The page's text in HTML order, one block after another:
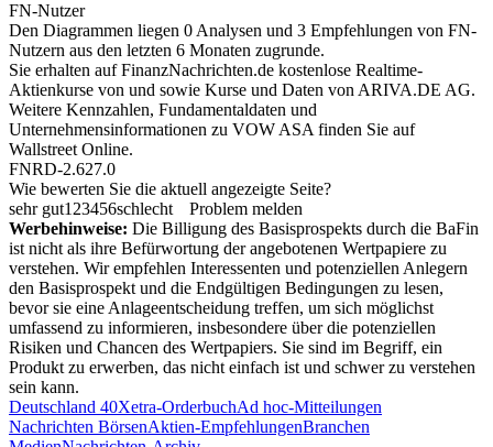
FN-Nutzer
Den Diagrammen liegen 0 Analysen und 3 Empfehlungen von FN-
Nutzern aus den letzten 6 Monaten zugrunde.
Sie erhalten auf FinanzNachrichten.de kostenlose Realtime-
Aktienkurse von und sowie Kurse und Daten von ARIVA.DE AG.
Weitere Kennzahlen, Fundamentaldaten und
Unternehmensinformationen zu VOW ASA finden Sie auf
Wallstreet Online.
FNRD-2.627.0
Wie bewerten Sie die aktuell angezeigte Seite?
sehr gut1 23456schlecht
Problem melden
Werbehinweise: Die Billigung des Basisprospekts durch die BaFin
ist nicht als ihre Befürwortung der angebotenen Wertpapiere zu
verstehen. Wir empfehlen Interessenten und potenziellen Anlegern
den Basisprospekt und die Endgültigen Bedingungen zu lesen,
bevor sie eine Anlageentscheidung treffen, um sich möglichst
umfassend zu informieren, insbesondere über die potenziellen
Risiken und Chancen des Wertpapiers. Sie sind im Begriff, ein
Produkt zu erwerben, das nicht einfach ist und schwer zu verstehen
sein kann.
Deutschland 40Xetra-OrderbuchAd hoc-Mitteilungen
Nachrichten BörsenAktien-EmpfehlungenBranchen